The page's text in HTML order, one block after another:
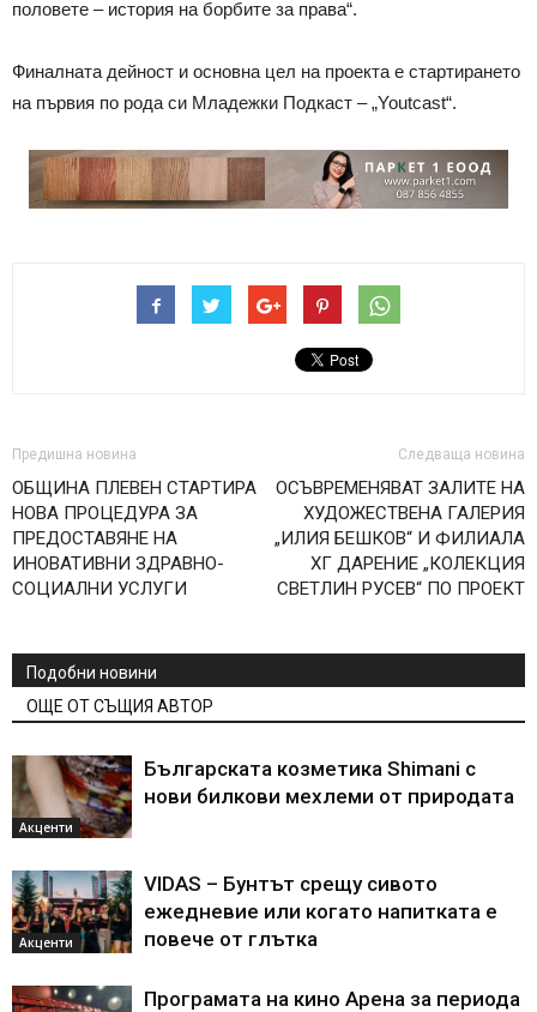
половете – история на борбите за права“.
Финалната дейност и основна цел на проекта е стартирането
на първия по рода си Младежки Подкаст – „Youtcast“.
Предишна новина
ОБЩИНА ПЛЕВЕН СТАРТИРА
НОВА ПРОЦЕДУРА ЗА
ПРЕДОСТАВЯНЕ НА
ИНОВАТИВНИ ЗДРАВНО-
СОЦИАЛНИ УСЛУГИ
Следваща новина
ОСЪВРЕМЕНЯВАТ ЗАЛИТЕ НА
ХУДОЖЕСТВЕНА ГАЛЕРИЯ
„ИЛИЯ БЕШКОВ“ И ФИЛИАЛА
ХГ ДАРЕНИЕ „КОЛЕКЦИЯ
СВЕТЛИН РУСЕВ“ ПО ПРОЕКТ
Подобни новини
ОЩЕ ОТ СЪЩИЯ АВТОР
Акценти
Българската козметика Shimani с
нови билкови мехлеми от природата
Акценти
VIDAS – Бунтът срещу сивото
ежедневие или когато напитката е
повече от глътка
Програмата на кино Арена за периода